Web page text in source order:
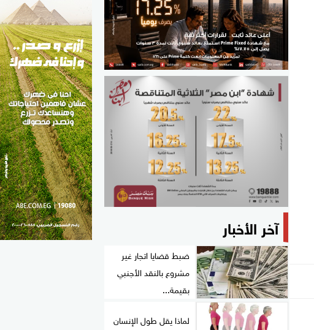
مواهب مصر
آخر الأخبار
ضبط قضايا اتجار غير
مشروع بالنقد الأجنبي
بقيمة...
لماذا يقل طول الإنسان